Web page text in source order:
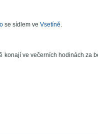
se sídlem ve Vsetíně.
konají ve večerních hodinách za